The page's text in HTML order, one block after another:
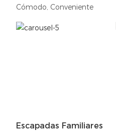
Cómodo, Conveniente
Escapadas Familiares